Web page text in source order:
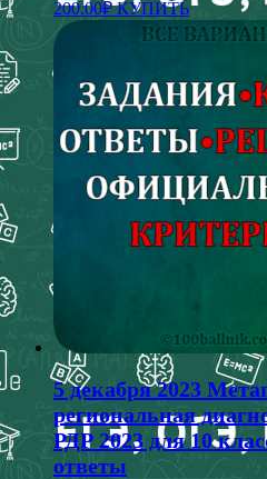
200.00₽ КУПИТЬ
5 декабря 2023
региональная
РДР 2023 для 10
ответы